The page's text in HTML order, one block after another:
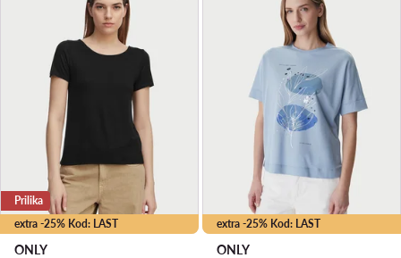
extra -25% Kod: LAST
Prilika
ONLY
extra -25% Kod: LAST
ONLY